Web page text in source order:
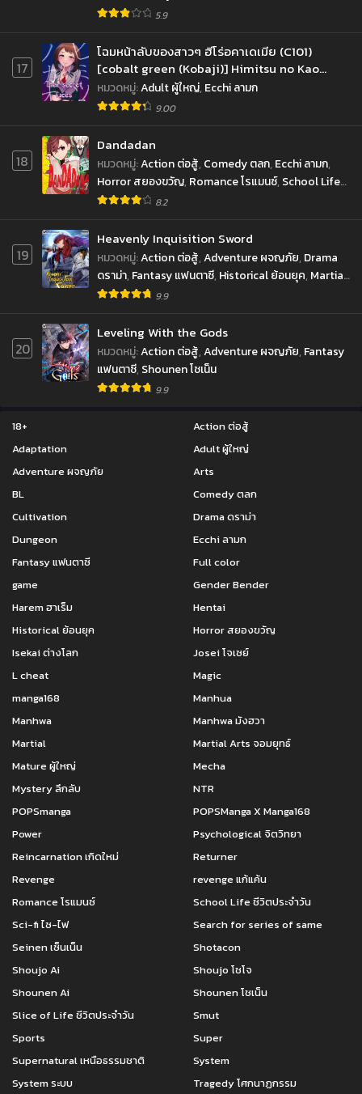
ชีวิตประจำวัน,Shounen โชเน็น
5.9
17
โฉมหน้าลับของสาวๆ ฮีโร่อคาเดเมีย (C101)
[cobalt green (Kobaji)] Himitsu no Kao
Their secret faces (My Hero Academia)
หมวดหมู่:Adult ผู้ใหญ่, Ecchi ลามก
9.00
18
Dandadan
หมวดหมู่:Action ต่อสู้, Comedy ตลก, Ecchi ลามก,
Horror สยองขวัญ, Romance โรแมนซ์, School Life
ชีวิตประจำวัน,Sci-fi ไซ-ไฟ
8.2
19
Heavenly Inquisition Sword
หมวดหมู่:Action ต่อสู้,Adventure ผจญภัย, Drama
ดราม่า, Fantasy แฟนตาซี, Historical ย้อนยุค, Martial
Arts จอมยุทธ์,Shounen โชเน็น
9.9
20
Leveling With the Gods
หมวดหมู่:Action ต่อสู้,Adventure ผจญภัย, Fantasy
แฟนตาซี, Shounen โชเน็น
9.9
18+
Action ต่อสู้
Adaptation
Adult ผู้ใหญ่
Adventure ผจญภัย
Arts
BL
Comedy ตลก
Cultivation
Drama ดราม่า
Dungeon
Ecchi ลามก
Fantasy แฟนตาซี
Full color
game
Gender Bender
Harem ฮาเร็ม
Hentai
Historical ย้อนยุค
Horror สยองขวัญ
Isekai ต่างโลก
Josei โจเซย์
L cheat
Magic
manga168
Manhua
Manhwa
Manhwa มังฮวา
Martial
Martial Arts จอมยุทธ์
Mature ผู้ใหญ่
Mecha
Mystery ลึกลับ
NTR
POPSmanga
POPSManga X Manga168
Power
Psychological จิตวิทยา
Reincarnation เกิดใหม่
Returner
Revenge
revenge แก้แค้น
Romance โรแมนซ์
School Life ชีวิตประจำวัน
Sci-fi ไซ-ไฟ
Search for series of same
Seinen เซ็นเน็น
Shotacon
Shoujo Ai
Shoujo โชโจ
Shounen Ai
Shounen โชเน็น
Slice of Life ชีวิตประจำวัน
Smut
Sports
Super
Supernatural เหนือธรรมชาติ
System
System ระบบ
Tragedy โศกนาฏกรรม